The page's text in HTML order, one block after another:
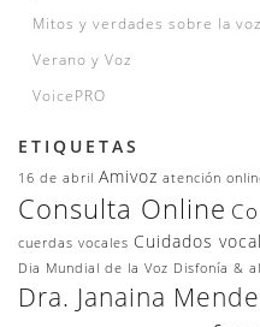
Mitos y verdades sobre la voz
Verano y Voz
VoicePRO
ETIQUETAS
16 de abril Amivoz atención
Consulta Online
cuerdas vocales Cuidados
Dia Mundial de la Voz Disfonía &
Dra. Janaina